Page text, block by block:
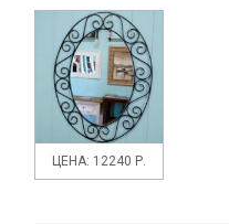
ЦЕНА: 12240 Р.